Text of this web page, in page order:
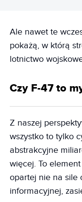
Ale nawet te
pokażą, w którą
lotnictwo
Czy F-47 to
Z naszej
wszystko to tylko
abstrakcyjne
więcej. To
opartej nie na sile
informacyjnej,